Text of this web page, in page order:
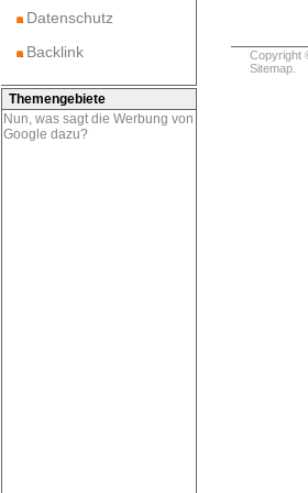
Datenschutz
Backlink
Themengebiete
Nun, was sagt die Werbung von
Google dazu?
Copyright
Sitemap